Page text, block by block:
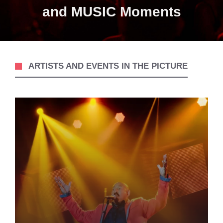
and MUSIC Moments
ARTISTS AND EVENTS IN THE PICTURE